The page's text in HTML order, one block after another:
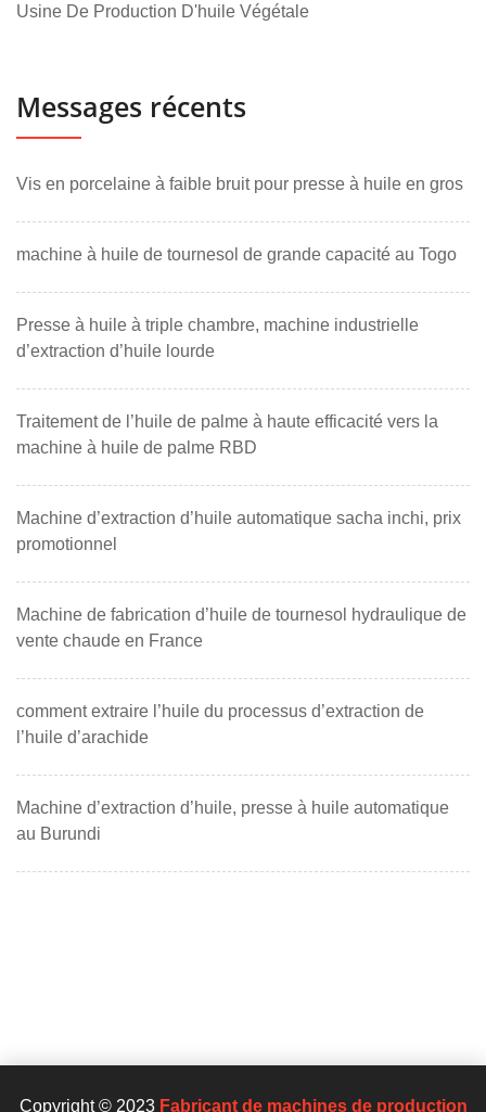
Usine De Production D'huile Végétale
Messages récents
Vis en porcelaine à faible bruit pour presse à huile en gros
machine à huile de tournesol de grande capacité au Togo
Presse à huile à triple chambre, machine industrielle
d’extraction d’huile lourde
Traitement de l’huile de palme à haute efficacité vers la
machine à huile de palme RBD
Machine d’extraction d’huile automatique sacha inchi, prix
promotionnel
Machine de fabrication d’huile de tournesol hydraulique de
vente chaude en France
comment extraire l’huile du processus d’extraction de
l’huile d’arachide
Machine d’extraction d’huile, presse à huile automatique
au Burundi
Copyright © 2023 Fabricant de machines de production